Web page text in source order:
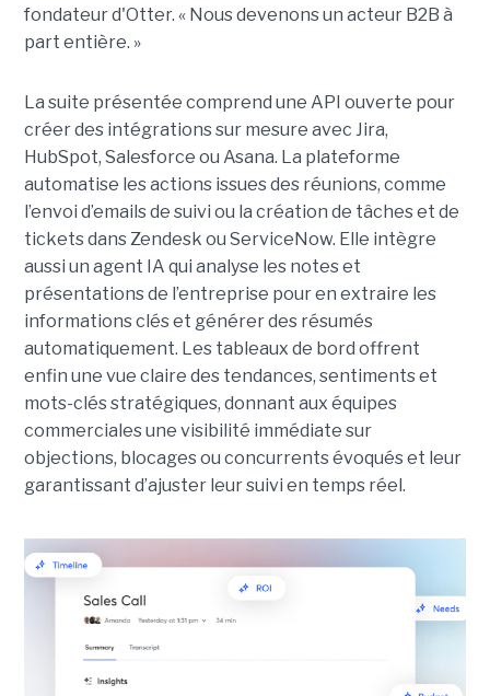
fondateur d'Otter. « Nous devenons un acteur B2B à
part entière. »
La suite présentée comprend une API ouverte pour
créer des intégrations sur mesure avec Jira,
HubSpot, Salesforce ou Asana. La plateforme
automatise les actions issues des réunions, comme
l’envoi d’emails de suivi ou la création de tâches et de
tickets dans Zendesk ou ServiceNow. Elle intègre
aussi un agent IA qui analyse les notes et
présentations de l’entreprise pour en extraire les
informations clés et générer des résumés
automatiquement. Les tableaux de bord offrent
enfin une vue claire des tendances, sentiments et
mots-clés stratégiques, donnant aux équipes
commerciales une visibilité immédiate sur
objections, blocages ou concurrents évoqués et leur
garantissant d’ajuster leur suivi en temps réel.